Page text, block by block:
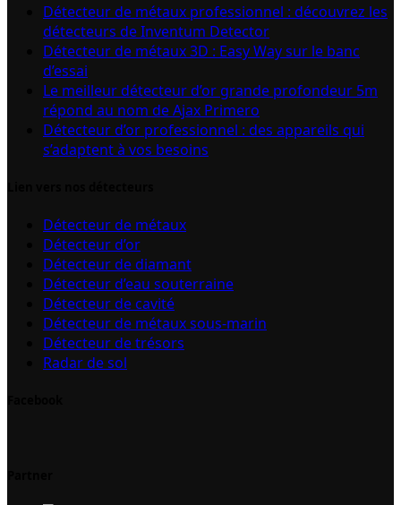
Détecteur de métaux professionnel : découvrez les
détecteurs de Inventum Detector
Détecteur de métaux 3D : Easy Way sur le banc
d’essai
Le meilleur détecteur d’or grande profondeur 5m
répond au nom de Ajax Primero
Détecteur d’or professionnel : des appareils qui
s’adaptent à vos besoins
Détecteur de métaux
Détecteur d’or
Détecteur de diamant
Détecteur d’eau souterraine
Détecteur de cavité
Détecteur de métaux sous-marin
Détecteur de trésors
Radar de sol